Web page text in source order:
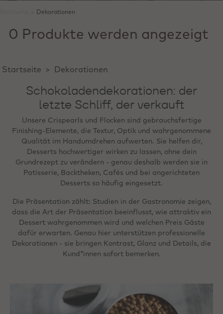
Dekorationen
0 Produkte werden angezeigt
Startseite > Dekorationen
Schokoladendekorationen: der
letzte Schliff, der verkauft
Unsere Crispearls und Flocken sind gebrauchsfertige
Finishing-Elemente, die Textur, Optik und wahrgenommene
Qualität im Handumdrehen aufwerten. Sie helfen dir,
Desserts hochwertiger wirken zu lassen, ohne dein
Grundrezept zu verändern - genau deshalb werden sie in
Patisserie, Backtheken, Cafés und bei angerichteten
Desserts so häufig eingesetzt.
Die Präsentation zählt: Studien in der Gastronomie zeigen,
dass die Art der Präsentation beeinflusst, wie attraktiv ein
Dessert wahrgenommen wird und welchen Preis Gäste
dafür erwarten. Genau hier unterstützen professionelle
Dekorationen - sie bringen Kontrast, Glanz und Details, die
Kund*innen sofort bemerken.